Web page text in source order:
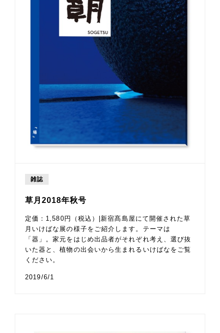
雑誌
草月2018年秋号
定価：1,580円（税込）|新宿髙島屋にて開催された草
月いけばな展の様子をご紹介します。テーマは
「器」。家元をはじめ出品者がそれぞれ考え、選び抜
いた器と、植物の出会いから生まれるいけばなをご覧
ください。
2019/6/1